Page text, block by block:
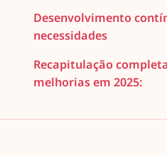
Desenvolvimento
necessidades
Recapitulação
melhorias em 2025: